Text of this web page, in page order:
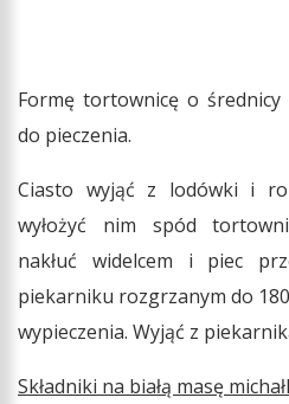
Formę tortownicę o średnicy
do pieczenia.
Ciasto wyjąć z lodówki i
wyłożyć nim spód
nakłuć widelcem i piec
piekarniku rozgrzanym do
wypieczenia. Wyjąć z
Składniki na białą masę